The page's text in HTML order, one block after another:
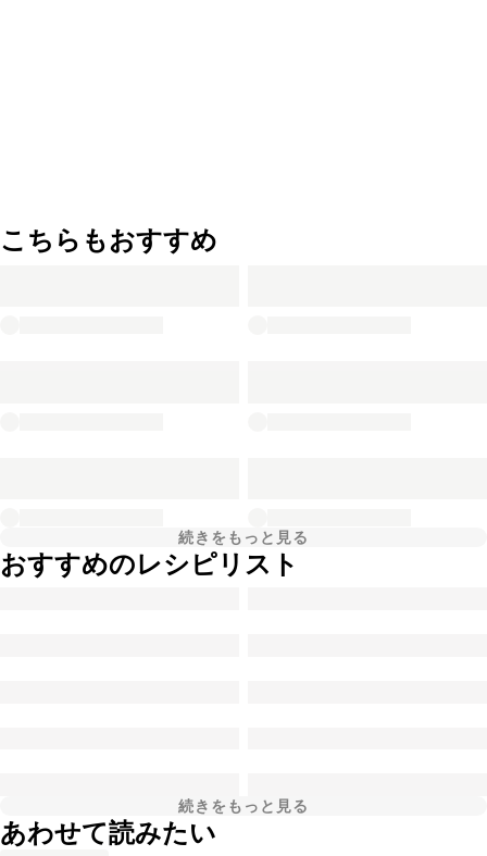
こちらもおすすめ
続きをもっと見る
おすすめのレシピリスト
続きをもっと見る
あわせて読みたい